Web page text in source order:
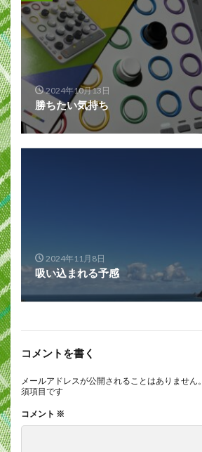
2024年10月13日
勝ちたい気持ち
2024年11月8日
吸い込まれる予感
コメントを書く
メールアドレスが公開されることはありません。
須項目です
コメント ※